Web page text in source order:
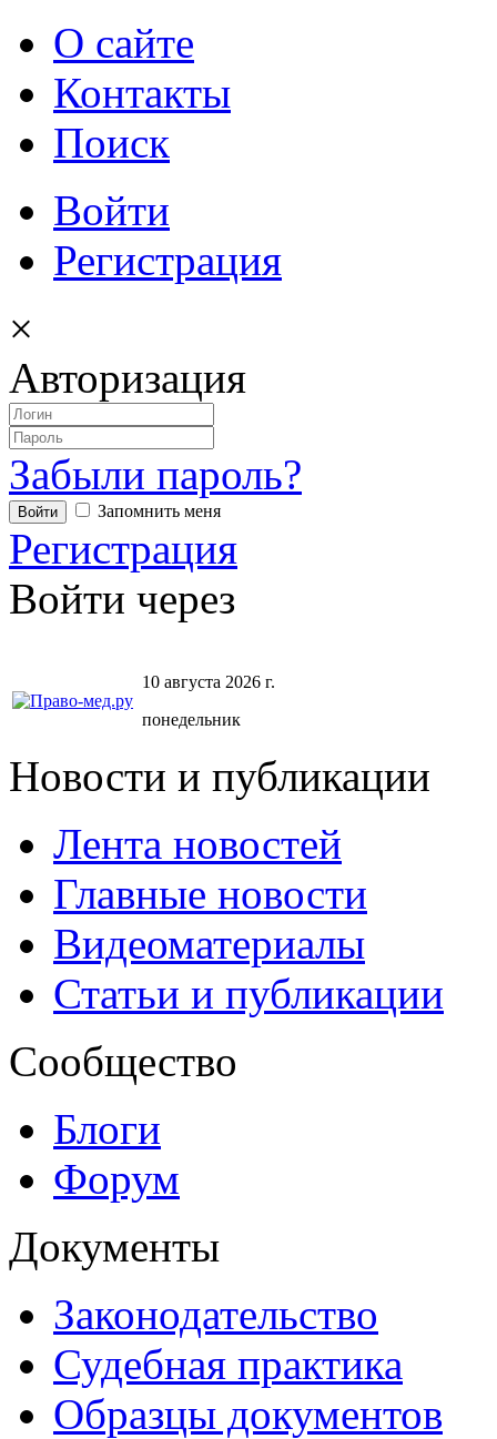
О сайте
Контакты
Поиск
Войти
Регистрация
×
Авторизация
Забыли пароль?
Запомнить меня
Регистрация
Войти через
10 августа 2026 г.
понедельник
Новости и публикации
Лента новостей
Главные новости
Видеоматериалы
Статьи и публикации
Сообщество
Блоги
Форум
Документы
Законодательство
Судебная практика
Образцы документов